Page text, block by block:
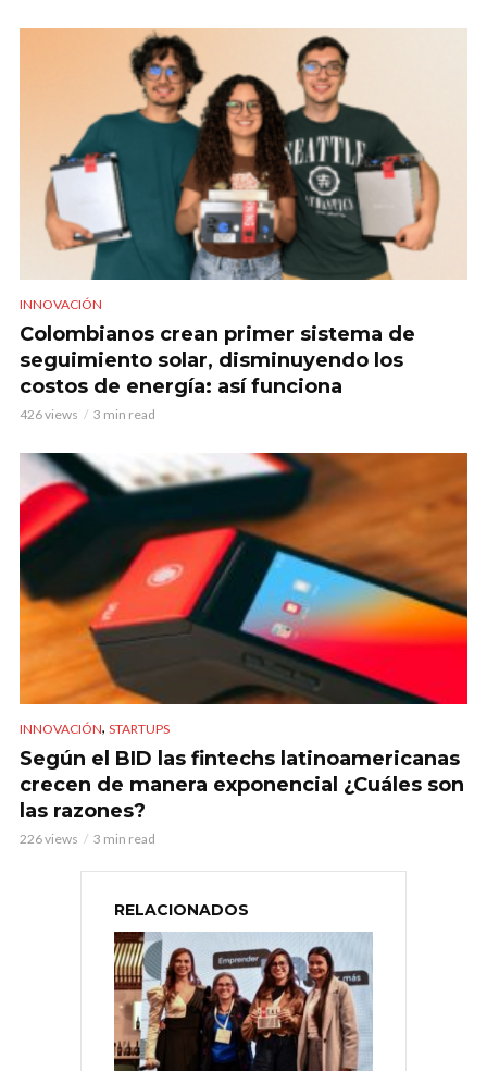
INNOVACIÓN
Colombianos crean primer sistema de
seguimiento solar, disminuyendo los
costos de energía: así funciona
426 views 3 min read
INNOVACIÓN, STARTUPS
Según el BID las fintechs latinoamericanas
crecen de manera exponencial ¿Cuáles son
las razones?
226 views 3 min read
RELACIONADOS